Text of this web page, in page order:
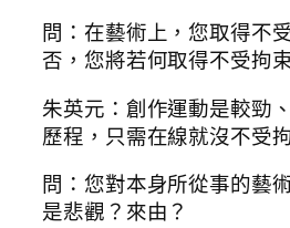
問：在藝術上，您取得不
否，您將若何取得不受拘
朱英元：創作運動是較勁
歷程，只需在線就沒不受
問：您對本身所從事的藝
是悲觀？來由？